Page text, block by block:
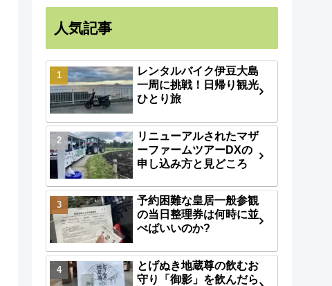
人気記事
レンタルバイク伊豆大島
一周に挑戦！日帰り観光
ひとり旅
リニューアルされたマザ
ーファームツアーDXの
申し込み方と見どころ
予約困難な皇居一般参観
の当日整理券は何時に並
べばいいのか?
とげぬき地蔵尊の飲むお
守り「御影」を飲んだら